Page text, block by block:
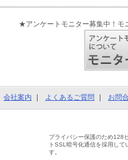
★アンケートモニター募集中！モ
会社案内 よくあるご質問 お問
プライバシー保護のため128
トSSL暗号化通信を採用して
す。